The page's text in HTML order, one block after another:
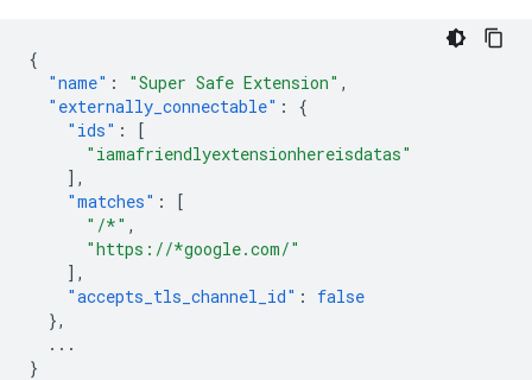
{
"name" : "Super Safe Extension" ,
"externally_connectable" :
{
"ids" :
[
"iamafriendlyextensionhereisdatas"
],
"matches" :
[
"/*" ,
"https://*google.com/"
],
"accepts_tls_channel_id" :
false
},
...
}